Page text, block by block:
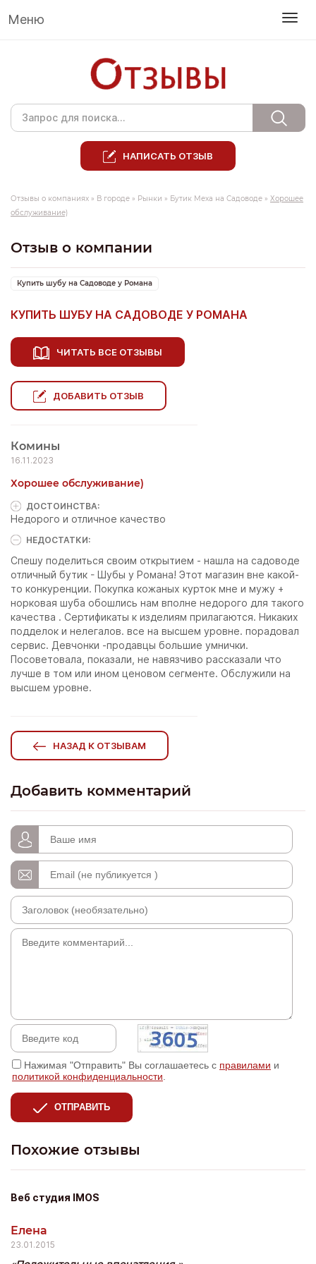
Меню
НАПИСАТЬ ОТЗЫВ
Отзывы о компаниях » В городе » Рынки » Бутик Меха на Садоводе » Хорошее
обслуживание)
Отзыв о компании
Купить шубу на Садоводе у Романа
КУПИТЬ ШУБУ НА САДОВОДЕ У РОМАНА
ЧИТАТЬ ВСЕ ОТЗЫВЫ
ДОБАВИТЬ ОТЗЫВ
Комины
16.11.2023
Хорошее обслуживание)
ДОСТОИНCТВА:
Недорого и отличное качество
НЕДОСТАТКИ:
Спешу поделиться своим открытием - нашла на садоводе
отличный бутик - Шубы у Романа! Этот магазин вне какой-
то конкуренции. Покупка кожаных курток мне и мужу +
норковая шуба обошлись нам вполне недорого для такого
качества . Сертификаты к изделиям прилагаются. Никаких
подделок и нелегалов. все на высшем уровне. порадовал
сервис. Девчонки -продавцы большие умнички.
Посоветовала, показали, не навязчиво рассказали что
лучше в том или ином ценовом сегменте. Обслужили на
высшем уровне.
НАЗАД К ОТЗЫВАМ
Добавить комментарий
Нажимая "Отправить" Вы соглашаетесь с правилами и
политикой конфиденциальности
ОТПРАВИТЬ
Похожие отзывы
Веб студия IMOS
Елена
23.01.2015